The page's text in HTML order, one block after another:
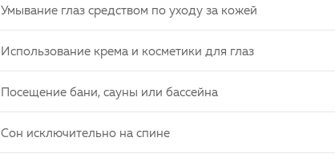
Умывание глаз средством по уходу за кожей
Использование крема и косметики для глаз
Посещение бани, сауны или бассейна
Сон исключительно на спине